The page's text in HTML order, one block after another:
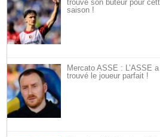
trouvé son buteur pour
saison !
Mercato ASSE : L’ASSE a
trouvé le joueur parfait !